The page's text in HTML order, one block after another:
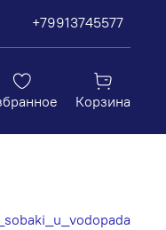
+79913745577
Корзина